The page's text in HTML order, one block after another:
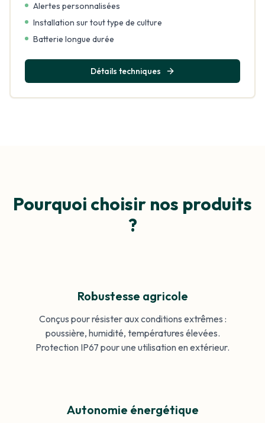
Alertes personnalisées
Installation sur tout type de culture
Batterie longue durée
Détails techniques
Pourquoi choisir nos produits
?
Robustesse agricole
Conçus pour résister aux conditions extrêmes :
poussière, humidité, températures élevées.
Protection IP67 pour une utilisation en extérieur.
Autonomie énergétique